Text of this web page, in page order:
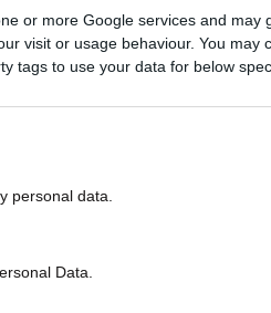
or more Google services and may
visit or usage behaviour. You may
tags to use your data for below
personal data.
Data.